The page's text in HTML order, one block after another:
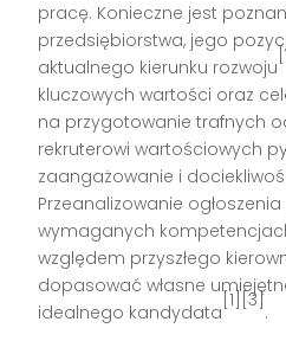
pracę. Konieczne jest
przedsiębiorstwa, jego
aktualnego kierunku rozwoju
kluczowych wartości oraz
na przygotowanie trafnych
rekruterowi wartościowych
zaangażowanie i
Przeanalizowanie
wymaganych
względem przyszłego
dopasować własne
idealnego kandydata
[1][3]
.